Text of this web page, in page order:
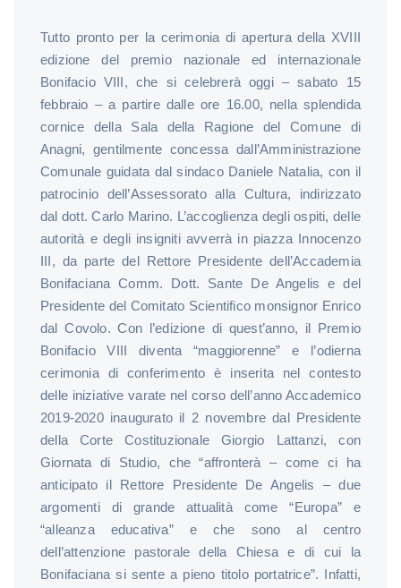
Tutto pronto per la cerimonia di apertura della XVIII
edizione del premio nazionale ed internazionale
Bonifacio VIII, che si celebrerà oggi – sabato 15
febbraio – a partire dalle ore 16.00, nella splendida
cornice della Sala della Ragione del Comune di
Anagni, gentilmente concessa dall’Amministrazione
Comunale guidata dal sindaco Daniele Natalia, con il
patrocinio dell’Assessorato alla Cultura, indirizzato
dal dott. Carlo Marino. L’accoglienza degli ospiti, delle
autorità e degli insigniti avverrà in piazza Innocenzo
III, da parte del Rettore Presidente dell’Accademia
Bonifaciana Comm. Dott. Sante De Angelis e del
Presidente del Comitato Scientifico monsignor Enrico
dal Covolo. Con l’edizione di quest’anno, il Premio
Bonifacio VIII diventa “maggiorenne” e l’odierna
cerimonia di conferimento è inserita nel contesto
delle iniziative varate nel corso dell’anno Accademico
2019-2020 inaugurato il 2 novembre dal Presidente
della Corte Costituzionale Giorgio Lattanzi, con
Giornata di Studio, che “affronterà – come ci ha
anticipato il Rettore Presidente De Angelis – due
argomenti di grande attualità come “Europa” e
“alleanza educativa” e che sono al centro
dell’attenzione pastorale della Chiesa e di cui la
Bonifaciana si sente a pieno titolo portatrice”. Infatti,